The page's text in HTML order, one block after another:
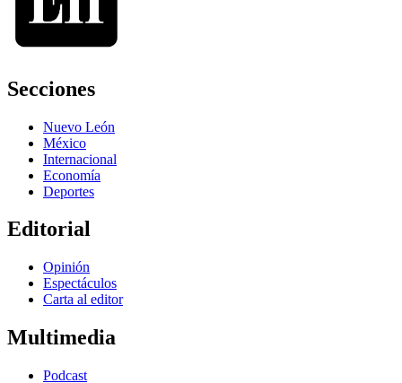
Secciones
Nuevo León
México
Internacional
Economía
Deportes
Editorial
Opinión
Espectáculos
Carta al editor
Multimedia
Podcast